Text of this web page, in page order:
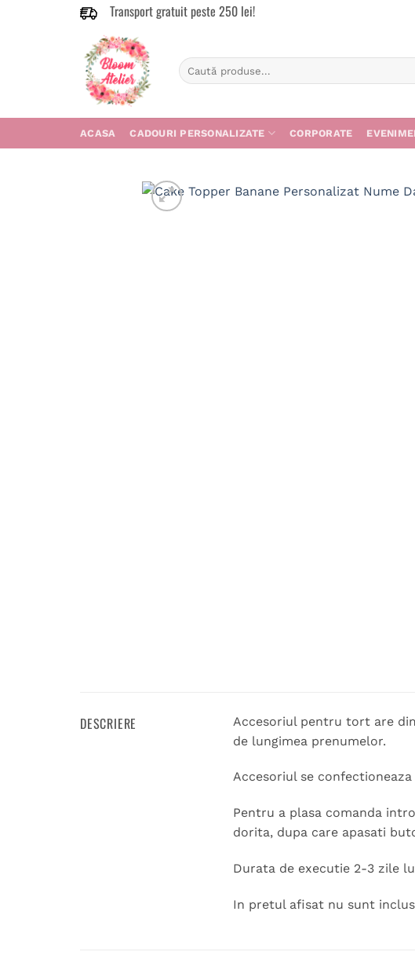
Transport gratuit peste 250 lei!
Caută
după:
ACASA CADOURI PERSONALIZATE CORPORATE
DESCRIERE
Accesoriul pentru tort are
de lungimea prenumelor.
Accesoriul se
Pentru a plasa comanda
dorita, dupa care apasati
Durata de executie 2-3 zile
In pretul afisat nu sunt